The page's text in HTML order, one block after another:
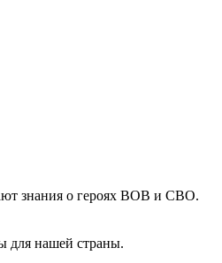
знания о героях ВОВ и СВО.
для нашей страны.